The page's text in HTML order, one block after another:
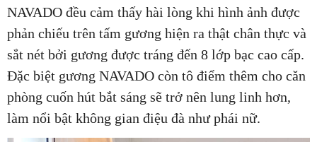
NAVADO đều cảm thấy hài lòng khi hình ảnh được
phản chiếu trên tấm gương hiện ra thật chân thực và
sắt nét bởi gương được tráng đến 8 lớp bạc cao cấp.
Đặc biệt gương NAVADO còn tô điểm thêm cho căn
phòng cuốn hút bắt sáng sẽ trở nên lung linh hơn,
làm nổi bật không gian điệu đà như phái nữ.